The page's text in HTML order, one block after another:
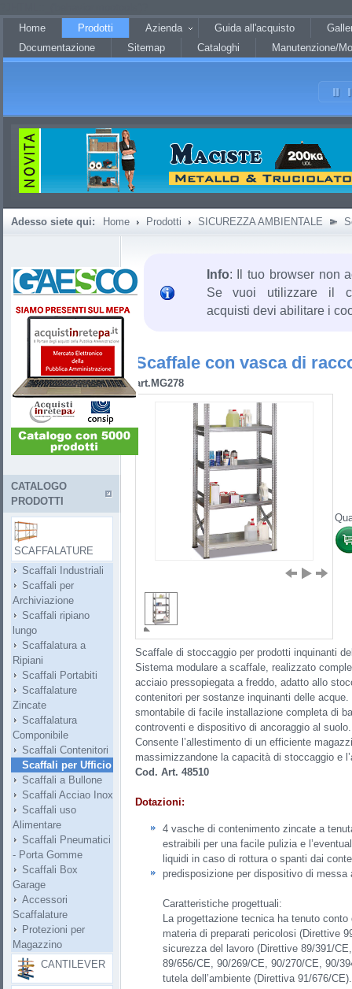
Home
Prodotti Azienda Guida all'acquisto
Documentazione
Sitemap Cataloghi Manutenzione/
Adesso siete qui: Home Prodotti SICUREZZA AMBIENTALE
Info: Il tuo browser non
Se vuoi utilizzare il
acquisti devi abilitare i
Scaffale con vasca di
art.MG278
Scaffale di stoccaggio per prodotti inquinanti
Sistema modulare a scaffale, realizzato
acciaio pressopiegata a freddo, adatto allo
contenitori per sostanze inquinanti delle
smontabile di facile installazione completa di
controventi e dispositivo di ancoraggio al suolo.
Consente l’allestimento di un efficiente
massimizzandone la capacità di stoccaggio e
Cod. Art. 48510
Dotazioni:
4 vasche di contenimento zincate a
estraibili per una facile pulizia e
liquidi in caso di rottura o spanti dai
predisposizione per dispositivo di messa
Caratteristiche progettuali:
La progettazione tecnica ha tenuto
materia di preparati pericolosi (Direttive
sicurezza del lavoro (Direttive 89/391/
89/656/CE, 90/269/CE, 90/270/CE, 90/
tutela dell’ambiente (Direttiva 91/676/CE).
CATALOGO
PRODOTTI
SCAFFALATURE
Scaffali Industriali
Scaffali per
Archiviazione
Scaffali ripiano
lungo
Scaffalatura a
Ripiani
Scaffali Portabiti
Scaffalature
Zincate
Scaffalatura
Componibile
Scaffali Contenitori
Scaffali per Ufficio
Scaffali a Bullone
Scaffali Acciao Inox
Scaffali uso
Alimentare
Scaffali Pneumatici
- Porta Gomme
Scaffali Box
Garage
Accessori
Scaffalature
Protezioni per
Magazzino
CANTILEVER